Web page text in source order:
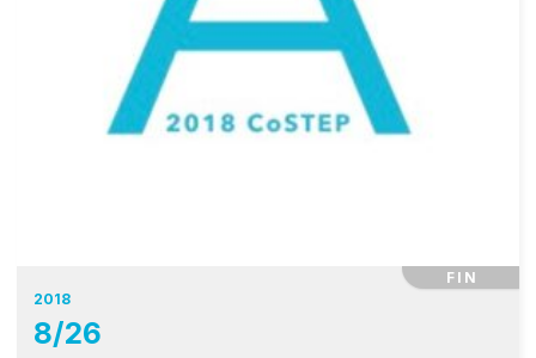
FIN
2018
8/26